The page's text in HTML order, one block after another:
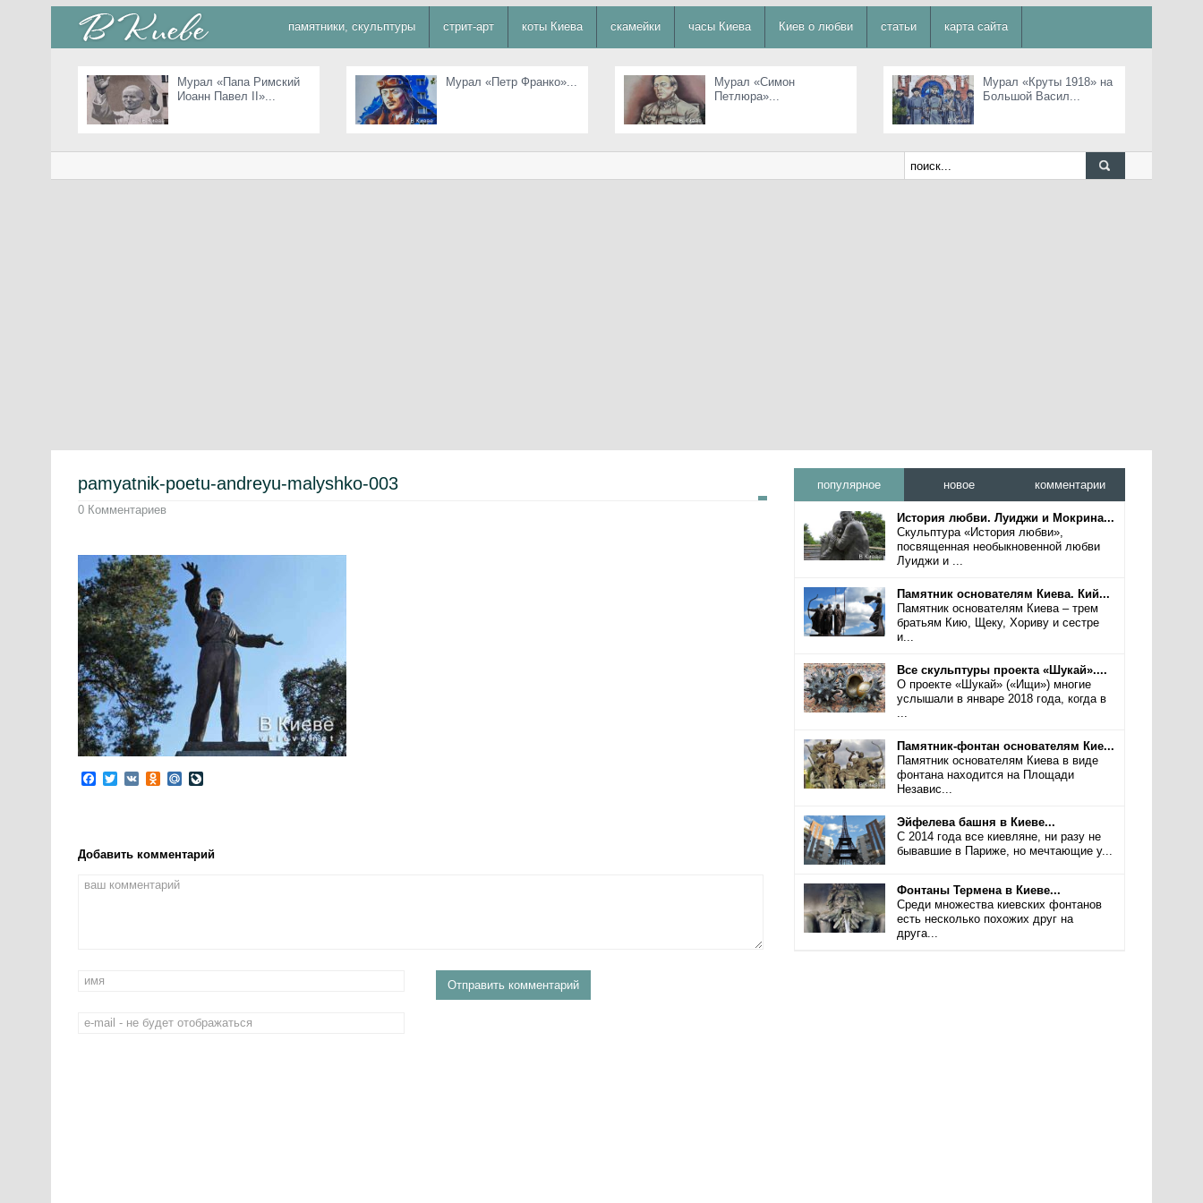
памятники, скульптуры стрит-арт коты Киева скамейки часы Киева Киев о любви статьи карта сайта
Мурал «Папа Римский
Иоанн Павел II»...
Мурал «Петр Франко»...
Мурал «Симон
Петлюра»...
Мурал «Круты 1918» на
Большой Васил...
pamyatnik-poetu-andreyu-malyshko-003
0 Комментариев
Facebook
Twitter
VK Odnoklassniki
Mail.Ru
Добавить комментарий
популярное новое комментарии
История любви. Луиджи и Мокрина...
Скульптура «История любви»,
посвященная необыкновенной любви
Луиджи и ...
Памятник основателям Киева. Кий...
Памятник основателям Киева – трем
братьям Кию, Щеку, Хориву и сестре
и...
Все скульптуры проекта «Шукай»....
О проекте «Шукай» («Ищи») многие
услышали в январе 2018 года, когда в
...
Памятник-фонтан основателям Кие...
Памятник основателям Киева в виде
фонтана находится на Площади
Независ...
Эйфелева башня в Киеве...
С 2014 года все киевляне, ни разу не
бывавшие в Париже, но мечтающие у...
Фонтаны Термена в Киеве...
Среди множества киевских фонтанов
есть несколько похожих друг на
друга...